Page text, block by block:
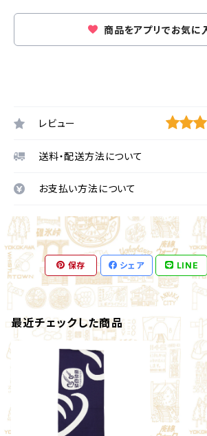
商品をアプリでお気に
レビュー
送料・配送方法について
お支払い方法について
保存 シェア LINE
最近チェックした商品